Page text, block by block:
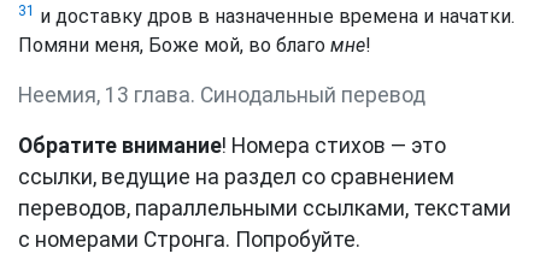
31 и доставку дров в назначенные времена и начатки.
Помяни меня, Боже мой, во благо мне!
Неемия, 13 глава. Синодальный перевод
Обратите внимание! Номера стихов — это
ссылки, ведущие на раздел со сравнением
переводов, параллельными ссылками, текстами
с номерами Стронга. Попробуйте.